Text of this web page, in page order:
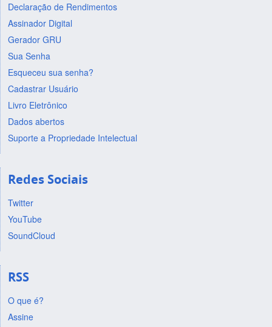
Declaração de Rendimentos
Assinador Digital
Gerador GRU
Sua Senha
Esqueceu sua senha?
Cadastrar Usuário
Livro Eletrônico
Dados abertos
Suporte a Propriedade Intelectual
Redes Sociais
Twitter
YouTube
SoundCloud
RSS
O que é?
Assine